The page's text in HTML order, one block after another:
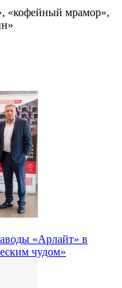
«кофейный мрамор»,
«Арлайт» в
чудом»